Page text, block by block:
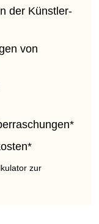
der Künstler-
von
zur